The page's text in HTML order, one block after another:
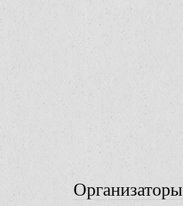
Организаторы